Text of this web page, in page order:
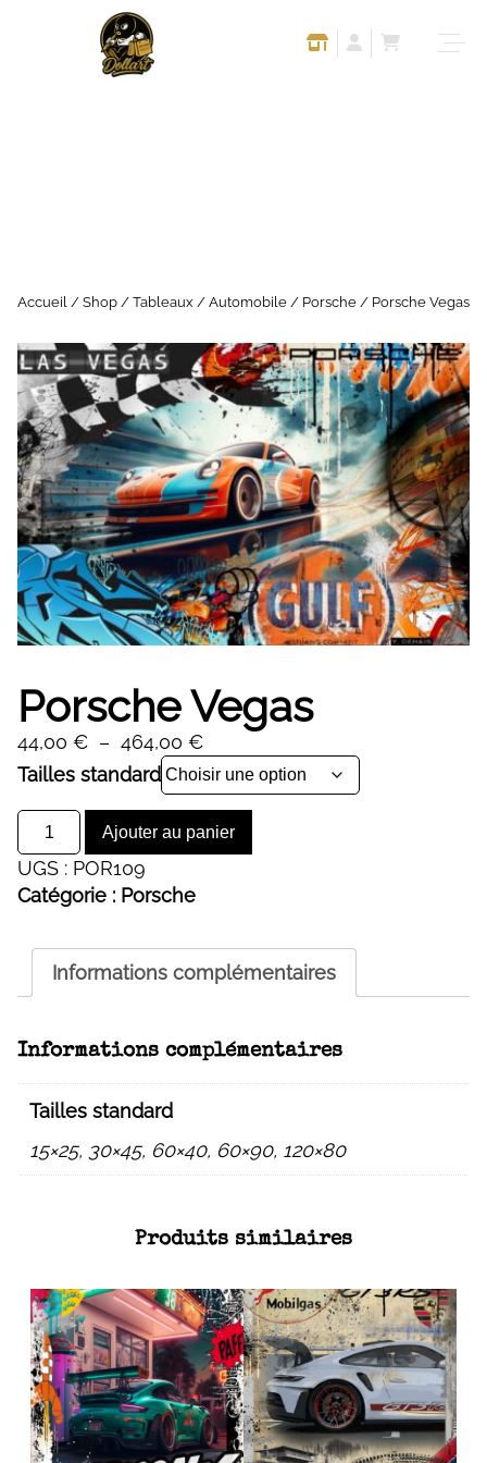
Accueil / Shop / Tableaux / Automobile / Porsche / Porsche Vegas
Porsche Vegas
44,00 € – 464,00 €Plage
de
prix :
44,00 €
à
Tailles standard
quantité
de
Porsche
Vegas
Ajouter au panier
Alternative:
UGS : POR109
Catégorie : Porsche
Informations complémentaires
Informations complémentaires
Tailles standard
15×25, 30×45, 60×40, 60×90, 120×80
Produits similaires